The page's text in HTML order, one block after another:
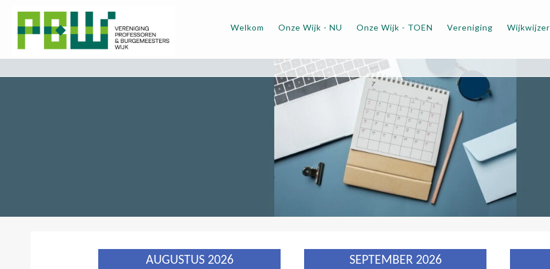
Welkom Onze Wijk - NU Onze Wijk - TOEN Vereniging Wijkwijzer
AUGUSTUS 2026 SEPTEMBER 2026